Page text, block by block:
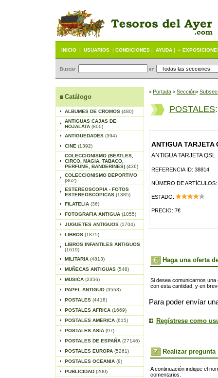
INICIO | USUARIOS | CONDICIONES | AYUDA | «
Buscar en
Catálogo
ALBUMES DE CROMOS (480)
ANTIGUAS CAJAS DE
HOJALATA (800)
ANTIGUEDADES (394)
CINE (1392)
COLECCIONISMO (BEATLES,
CIRCO, MAGIA, TABACO,
PERFUME, BANDERINES) (436)
COLECCIONISMO DEPORTIVO
(862)
ESTEREOSCOPIA - FOTOS
ESTEREOSCOPICAS (1385)
FILATELIA (36)
FOTOGRAFIA ANTIGUA (1055)
JUGUETES ANTIGUOS (1704)
LIBROS (1875)
LIBROS INFANTILES ANTIGUOS
(1619)
MILITARIA (4813)
MUÑECAS ANTIGUAS (548)
MUSICA (2356)
PAPEL ANTIGUO (3553)
POSTALES (4418)
POSTALES AFRICA (1669)
POSTALES AMERICA (615)
POSTALES ASIA (97)
POSTALES DE ESPAÑA (27146)
POSTALES EUROPA (5261)
POSTALES OCEANIA (8)
PUBLICIDAD (200)
> Portada > Sección>
POSTALES
ANTIGUA TARJETA
ANTIGUA TARJETA
REFERENCIA ID: 38814
NÚMERO DE ARTÍCULOS:
ESTADO:
PRECIO: 7€
Haga una oferta
Si desea comunicarnos
con esta cantidad, y en
Para poder envíar
Regístrese como
Realizar pregunta
A continuación indique el
comentarios.